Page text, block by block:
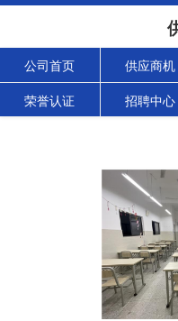
公司首页 供应商机
荣誉认证 招聘中心